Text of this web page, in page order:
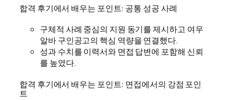
합격 후기에서 배우는 포인트: 공통 성공 사례
구체적 사례 중심의 지원 동기를 제시하고 여우
알바 구인공고의 핵심 역량을 연결했다.
성과 수치를 이력서와 면접 답변에 포함해 신뢰
를 높였다.
합격 후기에서 배우는 포인트: 면접에서의 강점 포인
트